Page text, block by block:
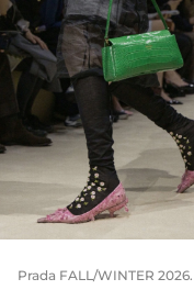
Prada FALL/WINTER